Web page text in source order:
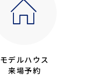
モデルハウス
来場予約